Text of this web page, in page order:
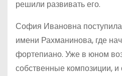
решили развивать его.
София Ивановна
имени Рахманинова, где
фортепиано. Уже в юном
собственные композиции,